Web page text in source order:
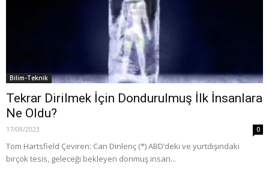
Bilim-Teknik
Tekrar Dirilmek İçin Dondurulmuş İlk İnsanlara
Ne Oldu?
17/08/2023 0
Tom Hartsfield Çeviren: Can Dinlenç (*) ABD’deki ve yurtdışındaki
birçok tesis, geleceği bekleyen donmuş insan...